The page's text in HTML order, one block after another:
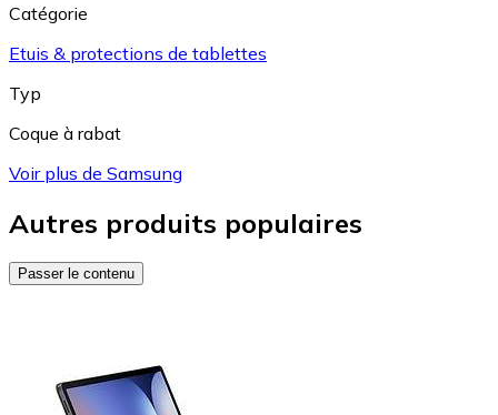
Catégorie
Etuis & protections de tablettes
Typ
Coque à rabat
Voir plus de Samsung
Autres produits populaires
Passer le contenu